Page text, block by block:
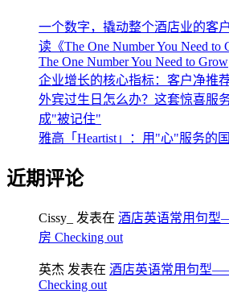
一个数字，撬动整个酒店业的
读《The One Number You Need to
The One Number You Need to Grow
企业增长的核心指标：客户净推荐
外宾过生日怎么办？这套惊喜服
成"被记住"
雅高「Heartist」：用"心"服务的
近期评论
Cissy_ 发表在 酒店英语常用句
房 Checking out
英杰 发表在 酒店英语常用句型
Checking out